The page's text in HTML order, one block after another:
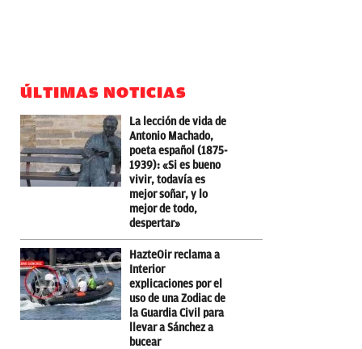
ÚLTIMAS NOTICIAS
La lección de vida de
Antonio Machado,
poeta español (1875-
1939): «Si es bueno
vivir, todavía es
mejor soñar, y lo
mejor de todo,
despertar»
HazteOir reclama a
Interior
explicaciones por el
uso de una Zodiac de
la Guardia Civil para
llevar a Sánchez a
bucear